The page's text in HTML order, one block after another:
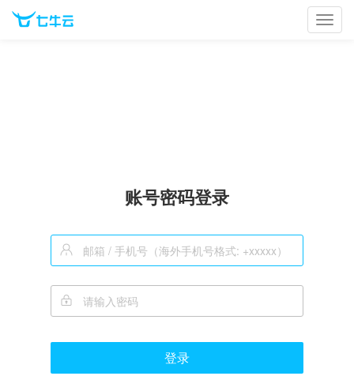
账号密码登录
登录